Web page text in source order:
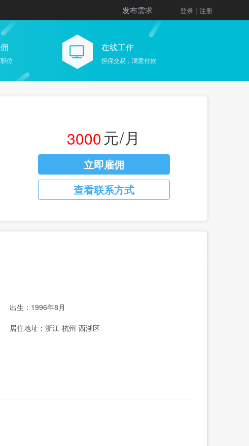
发布需求 登录 | 注册
位
在线工作
担保交易，满意付款
3000元/月
立即雇佣
查看联系方式
出生：1996年8月
居住地址：浙江-杭州-西湖区